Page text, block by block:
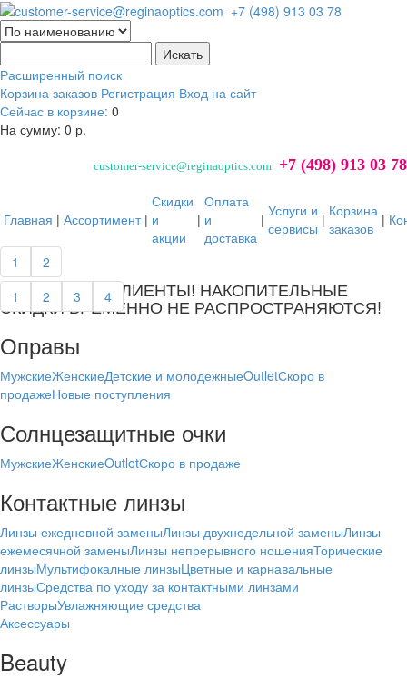
Расширенный поиск
Корзина заказов Регистрация Вход на сайт
Сейчас в корзине: 0
На сумму: 0 р.
customer-service@reginaoptics.com +7 (498) 913 03 78
Главная | Ассортимент |
Скидки
и
акции
|
Оплата
и
доставка
| Услуги и
сервисы | Корзина
заказов |
далее...
1 2
УВАЖАЕМЫЕ КЛИЕНТЫ! НАКОПИТЕЛЬНЫЕ
СКИДКИ ВРЕМЕННО НЕ РАСПРОСТРАНЯЮТСЯ!
1 2 3 4
Оправы
МужскиеЖенскиеДетские и молодежныеOutletСкоро в
продажеНовые поступления
Солнцезащитные очки
МужскиеЖенскиеOutletСкоро в продаже
Контактные линзы
Линзы ежедневной заменыЛинзы двухнедельной заменыЛинзы
ежемесячной заменыЛинзы непрерывного ношенияТорические
линзыМультифокалные линзыЦветные и карнавальные
линзыСредства по уходу за контактными линзами
РастворыУвлажняющие средства
Аксессуары
Beauty